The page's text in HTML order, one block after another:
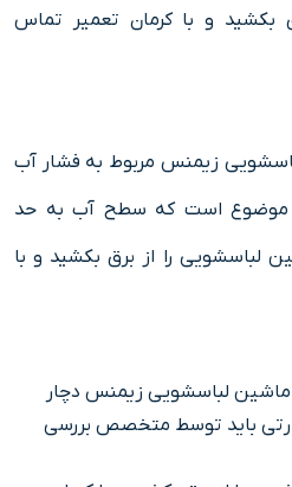
بکشید و با کرمان تعمیر تماس
زیمنس مربوط به فشار آب
موضوع است که سطح آب به حد
لباسشویی را از برق بکشید و با
ماشین لباسشویی زیمنس دچار
باید توسط متخصص بررسی